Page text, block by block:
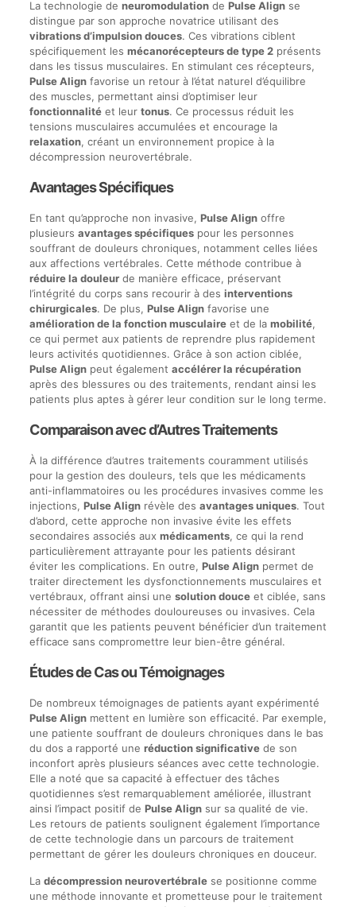
La technologie de neuromodulationde Pulse Alignse
distingue par son approche novatrice utilisant des
vibrations d’impulsion douces. Ces vibrations ciblent
spécifiquement les mécanorécepteurs de type 2présents
dans les tissus musculaires. En stimulant ces récepteurs,
Pulse Alignfavorise un retour à l’état naturel d’équilibre
des muscles, permettant ainsi d’optimiser leur
fonctionnalitéet leur tonus. Ce processus réduit les
tensions musculaires accumulées et encourage la
relaxation, créant un environnement propice à la
décompression neurovertébrale.
Avantages Spécifiques
En tant qu’approche non invasive, Pulse Alignoffre
plusieurs avantages spécifiquespour les personnes
souffrant de douleurs chroniques, notamment celles liées
aux affections vertébrales. Cette méthode contribue à
réduire la douleurde manière efficace, préservant
l’intégrité du corps sans recourir à des interventions
chirurgicales. De plus, Pulse Alignfavorise une
amélioration de la fonction musculaireet de la mobilité,
ce qui permet aux patients de reprendre plus rapidement
leurs activités quotidiennes. Grâce à son action ciblée,
Pulse Alignpeut également accélérer la récupération
après des blessures ou des traitements, rendant ainsi les
patients plus aptes à gérer leur condition sur le long terme.
Comparaison avec d’Autres Traitements
À la différence d’autres traitements couramment utilisés
pour la gestion des douleurs, tels que les médicaments
anti-inflammatoires ou les procédures invasives comme les
injections, Pulse Alignrévèle des avantages uniques. Tout
d’abord, cette approche non invasive évite les effets
secondaires associés aux médicaments, ce qui la rend
particulièrement attrayante pour les patients désirant
éviter les complications. En outre, Pulse Alignpermet de
traiter directement les dysfonctionnements musculaires et
vertébraux, offrant ainsi une solution douceet ciblée, sans
nécessiter de méthodes douloureuses ou invasives. Cela
garantit que les patients peuvent bénéficier d’un traitement
efficace sans compromettre leur bien-être général.
Études de Cas ou Témoignages
De nombreux témoignages de patients ayant expérimenté
Pulse Alignmettent en lumière son efficacité. Par exemple,
une patiente souffrant de douleurs chroniques dans le bas
du dos a rapporté une réduction significativede son
inconfort après plusieurs séances avec cette technologie.
Elle a noté que sa capacité à effectuer des tâches
quotidiennes s’est remarquablement améliorée, illustrant
ainsi l’impact positif de Pulse Alignsur sa qualité de vie.
Les retours de patients soulignent également l’importance
de cette technologie dans un parcours de traitement
permettant de gérer les douleurs chroniques en douceur.
La décompression neurovertébralese positionne comme
une méthode innovante et prometteuse pour le traitement